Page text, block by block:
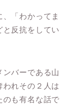
「わかってま
反抗をしてい
ンバーである山
われその２人は
のも有名な話で